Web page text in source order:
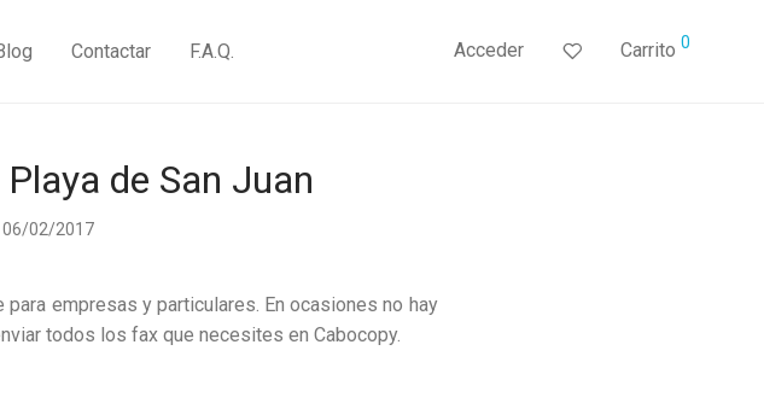
Contactar F.A.Q. Acceder Carrito 0
de San Juan
06/02/2017
para empresas y particulares. En ocasiones no hay
todos los fax que necesites en Cabocopy.